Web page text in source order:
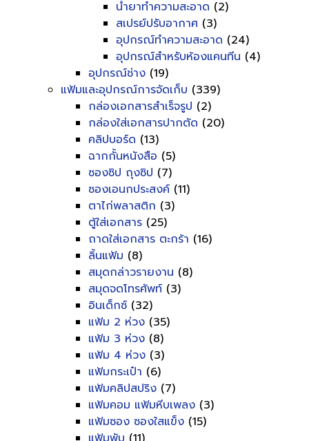
น้ำยาทำความสะอาด (2)
สเปรย์ปรับอากาศ (3)
อุปกรณ์ทำความสะอาด (24)
อุปกรณ์สำหรับห้องแคนทีน (4)
อุปกรณ์ช่าง (19)
แฟ้มและอุปกรณ์การจัดเก็บ (339)
กล่องเอกสารสำเร็จรูป (2)
กล่องใส่เอกสารปากตัด (20)
คลิปบอร์ด (13)
ฉากกั้นหนังสือ (5)
ซองซิป ถุงซิป (7)
ซองเอนกประสงค์ (11)
ตาไก่พลาสติก (3)
ตู้ใส่เอกสาร (25)
ถาดใส่เอกสาร ตะกร้า (16)
ลิ้นแฟ้ม (8)
สมุดกล่าวรายงาน (8)
สมุดจดโทรศัพท์ (3)
อินเด็กซ์ (32)
แฟ้ม 2 ห่วง (35)
แฟ้ม 3 ห่วง (8)
แฟ้ม 4 ห่วง (3)
แฟ้มกระเป๋า (6)
แฟ้มคลิปสปริง (7)
แฟ้มคอม แฟ้มหีบเพลง (3)
แฟ้มซอง ซองใสแข็ง (15)